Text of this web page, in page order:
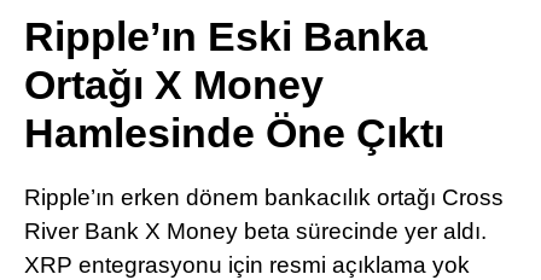
Youtube
Pinterest
LinkedIn
Ripple’ın Eski Banka
Ortağı X Money
Hamlesinde Öne Çıktı
Ripple’ın erken dönem bankacılık ortağı Cross
River Bank X Money beta sürecinde yer aldı.
XRP entegrasyonu için resmi açıklama yok